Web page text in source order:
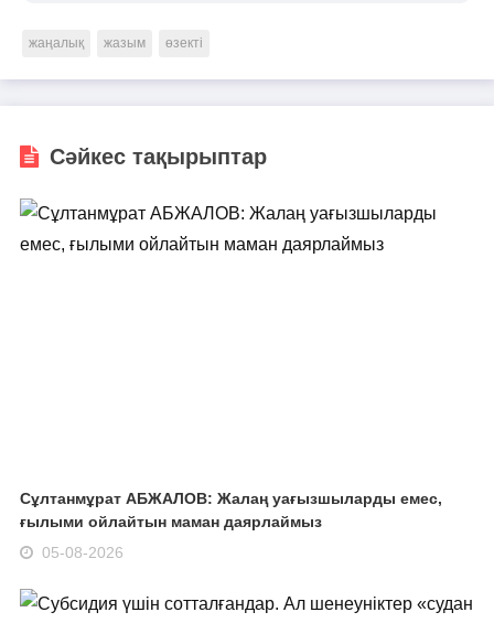
жаңалық жазым өзекті
Сәйкес тақырыптар
Сұлтанмұрат АБЖАЛОВ: Жалаң уағызшыларды емес,
ғылыми ойлайтын маман даярлаймыз
05-08-2026